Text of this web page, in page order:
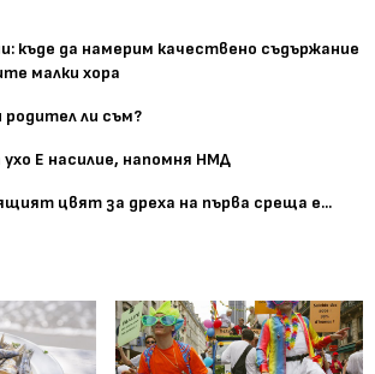
къде да намерим качествено съдържание
малки хора
ли съм?
Е насилие, напомня НМД
цвят за дреха на първа среща е...